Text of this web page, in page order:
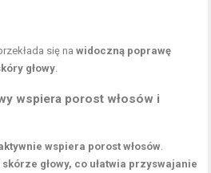
się nawidoczną poprawę
głowy.
wspiera porost włosów i
wspiera porost włosów.
głowy, co ułatwia przyswajanie